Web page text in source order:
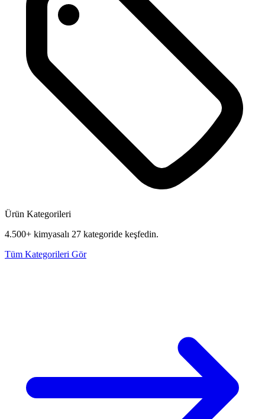
Ürün Kategorileri
4.500+ kimyasalı 27 kategoride keşfedin.
Tüm Kategorileri Gör